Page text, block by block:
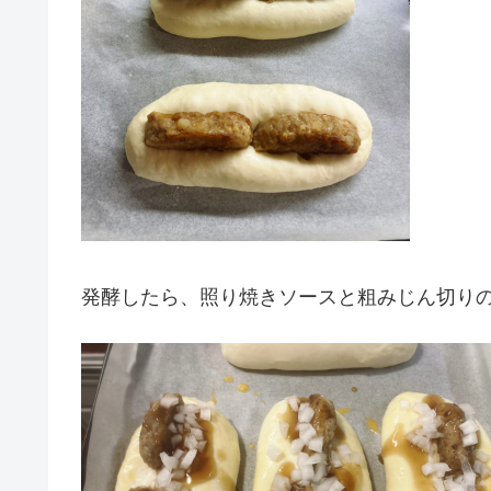
発酵したら、照り焼きソースと粗みじん切り